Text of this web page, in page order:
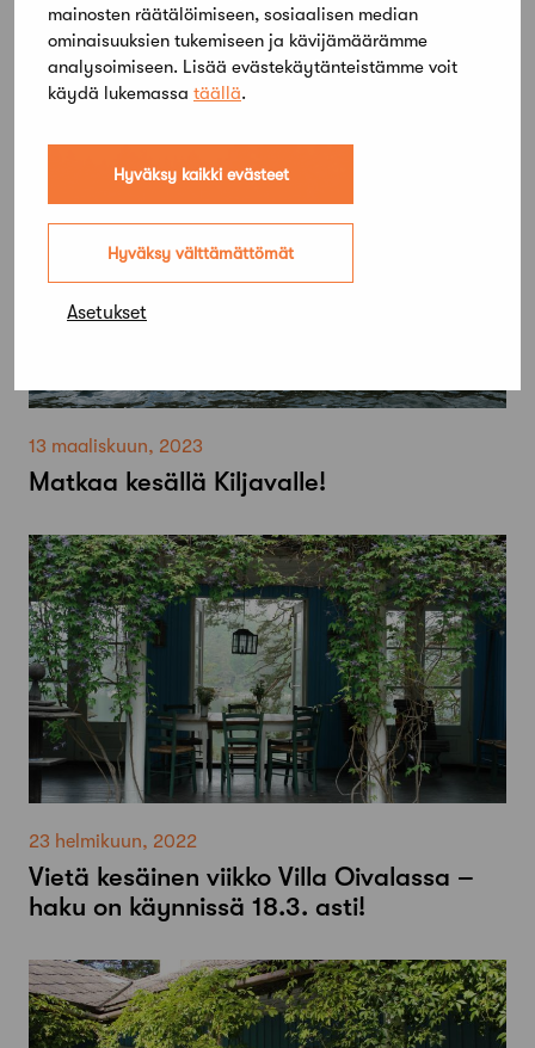
mainosten räätälöimiseen, sosiaalisen median
ominaisuuksien tukemiseen ja kävijämäärämme
analysoimiseen. Lisää evästekäytänteistämme voit
käydä lukemassa täällä.
Hyväksy kaikki evästeet
Hyväksy välttämättömät
Asetukset
11 lokakuun, 2023
Villa Oivala 100 vuotta 2024 – Kuvien ja
muistojen keräys käynnistyy
13 maaliskuun, 2023
Matkaa kesällä Kiljavalle!
23 helmikuun, 2022
Vietä kesäinen viikko Villa Oivalassa –
haku on käynnissä 18.3. asti!